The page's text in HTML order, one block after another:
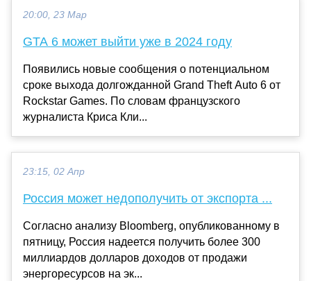
20:00, 23 Мар
GTA 6 может выйти уже в 2024 году
Появились новые сообщения о потенциальном
сроке выхода долгожданной Grand Theft Auto 6 от
Rockstar Games. По словам французского
журналиста Криса Кли...
23:15, 02 Апр
Россия может недополучить от экспорта ...
Согласно анализу Bloomberg, опубликованному в
пятницу, Россия надеется получить более 300
миллиардов долларов доходов от продажи
энергоресурсов на эк...